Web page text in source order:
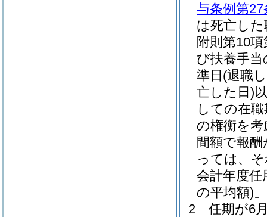
与条例第
は死亡し
附則第10
び扶養手
準日 (退職
亡した日)
しての在
の権衡を
間額で報
っては、
会計年度
の平均額)
2
任期が6